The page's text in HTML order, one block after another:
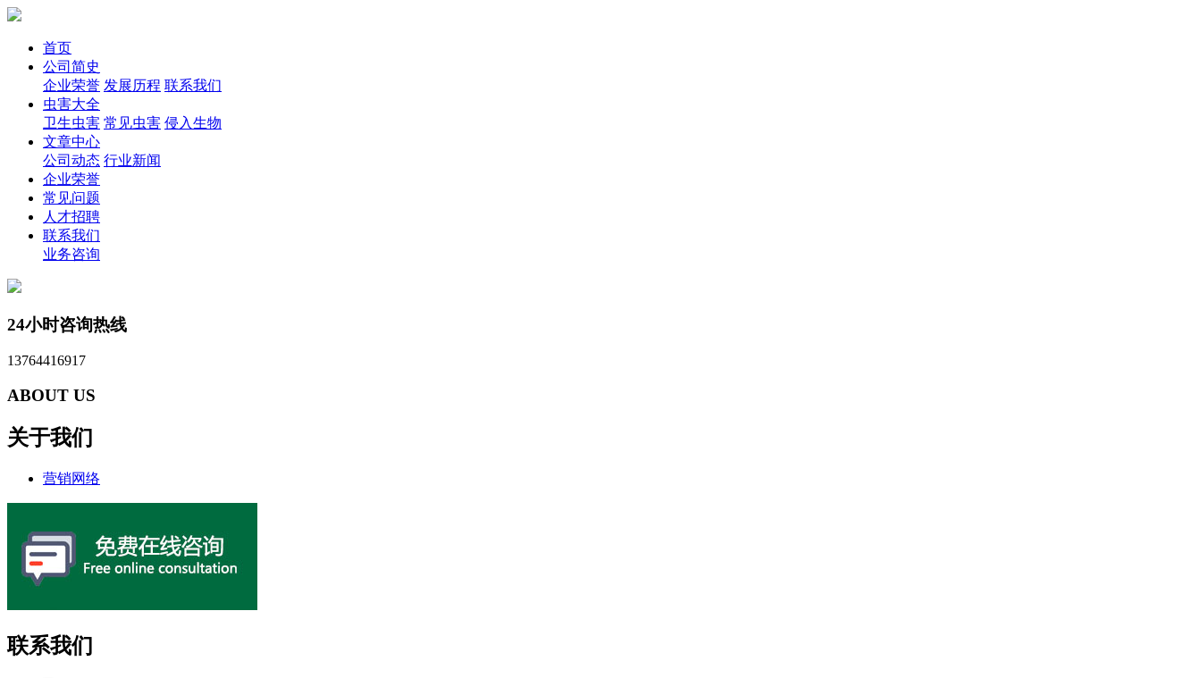
首页
公司简史
企业荣誉 发展历程 联系我们
虫害大全
卫生虫害 常见虫害 侵入生物
文章中心
公司动态 行业新闻
企业荣誉
常见问题
人才招聘
联系我们
业务咨询
24小时咨询热线
13764416917
ABOUT US
关于我们
营销网络
联系我们